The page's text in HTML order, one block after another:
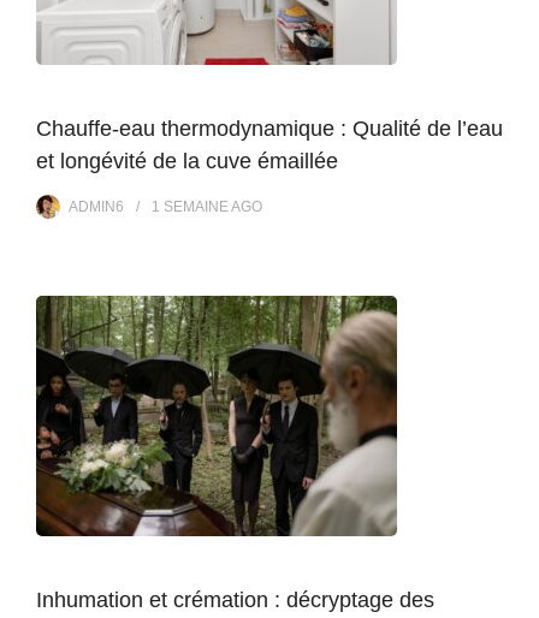
Chauffe-eau thermodynamique : Qualité de l’eau
et longévité de la cuve émaillée
ADMIN6 1 SEMAINE AGO
Inhumation et crémation : décryptage des